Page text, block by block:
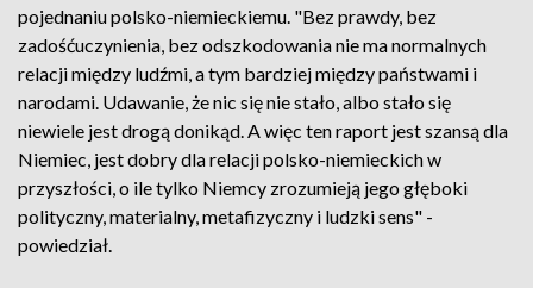
pojednaniu polsko-niemieckiemu. "Bez prawdy, bez
zadośćuczynienia, bez odszkodowania nie ma normalnych
relacji między ludźmi, a tym bardziej między państwami i
narodami. Udawanie, że nic się nie stało, albo stało się
niewiele jest drogą donikąd. A więc ten raport jest szansą dla
Niemiec, jest dobry dla relacji polsko-niemieckich w
przyszłości, o ile tylko Niemcy zrozumieją jego głęboki
polityczny, materialny, metafizyczny i ludzki sens" -
powiedział.